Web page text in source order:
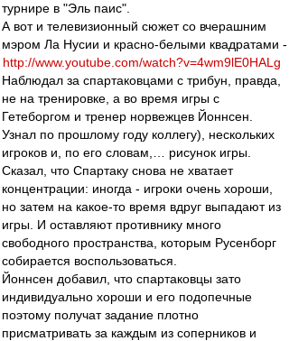
турнире в "Эль паис".
А вот и телевизионный сюжет со вчерашним
мэром Ла Нусии и красно-белыми квадратами -
http://www.youtube.com/watch?v=4wm9lE0HALg
Наблюдал за спартаковцами с трибун, правда,
не на тренировке, а во время игры с
Гетеборгом и тренер норвежцев Йоннсен.
Узнал по прошлому году коллегу), нескольких
игроков и, по его словам,… рисунок игры.
Сказал, что Спартаку снова не хватает
концентрации: иногда - игроки очень хороши,
но затем на какое-то время вдруг выпадают из
игры. И оставляют противнику много
свободного пространства, которым Русенборг
собирается воспользоваться.
Йоннсен добавил, что спартаковцы зато
индивидуально хороши и его подопечные
поэтому получат задание плотно
присматривать за каждым из соперников и